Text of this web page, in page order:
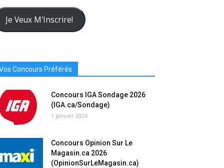
Je Veux M'Inscrire!
Concours Préférés
Concours IGA Sondage 2026
(IGA.ca/Sondage)
1 janvier 2026
Concours Opinion Sur Le
Magasin.ca 2026
(OpinionSurLeMagasin.ca)